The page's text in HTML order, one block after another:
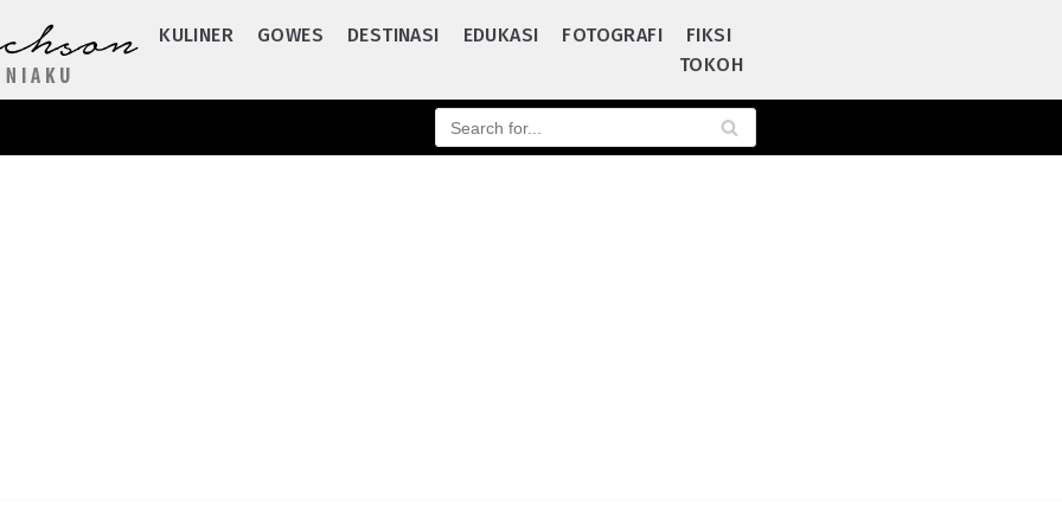
KULINER GOWES DESTINASI EDUKASI FOTOGRAFI
FIKSI
TOKOH